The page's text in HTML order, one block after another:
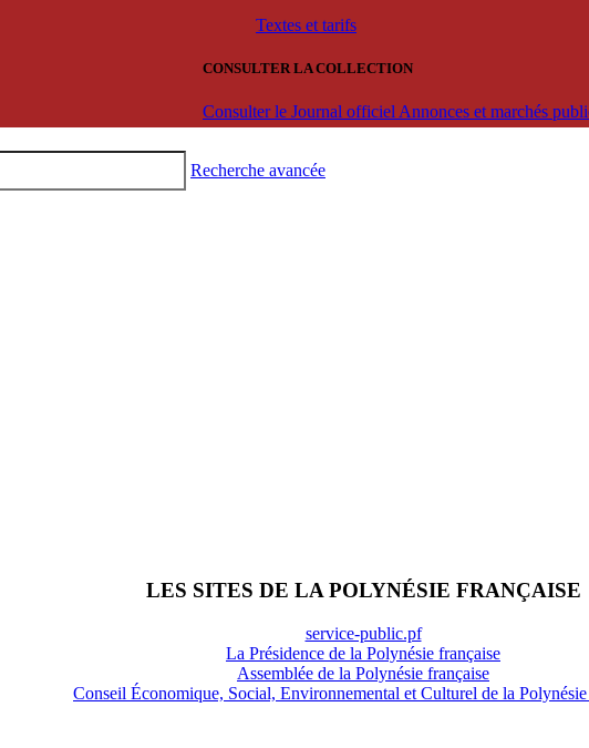
Textes et tarifs
CONSULTER LA COLLECTION
Consulter le Journal officiel Annonces et marchés
Recherche avancée
LES SITES DE LA POLYNÉSIE FRANÇAISE
service-public.pf
La Présidence de la Polynésie française
Assemblée de la Polynésie française
Conseil Économique, Social, Environnemental et Culturel de la